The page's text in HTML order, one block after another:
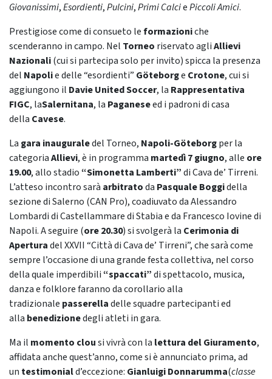
Giovanissimi,Esordienti,Pulcini,Primi CalciePiccoli Amici.
Prestigiose come di consueto leformazioniche
scenderanno in campo. Nel Torneo riservato agliAllievi
Nazionali(cui si partecipa solo per invito) spicca la presenza
del Napolie delle “esordienti” Göteborge Crotone, cui si
aggiungono il Davie United Soccer, la Rappresentativa
FIGC, laSalernitana, la Paganeseed i padroni di casa
della Cavese.
La gara inauguraledel Torneo, Napoli-Göteborgper la
categoriaAllievi, è in programma martedì 7 giugno, alle ore
19.00, allo stadio“Simonetta Lamberti”di Cava de’ Tirreni.
L’atteso incontro sarà arbitratoda Pasquale Boggidella
sezione di Salerno (CAN Pro), coadiuvato da Alessandro
Lombardi di Castellammare di Stabia e da Francesco Iovine di
Napoli. A seguire (ore 20.30) si svolgerà la Cerimonia di
Aperturadel XXVII “Città di Cava de’ Tirreni”, che sarà come
sempre l’occasione di una grande festa collettiva, nel corso
della quale imperdibili“spaccati”di spettacolo, musica,
danza e folklore faranno da corollario alla
tradizionale passerelladelle squadre partecipanti ed
alla benedizionedegli atleti in gara.
Ma il momento clousi vivrà con la lettura del Giuramento,
affidata anche quest’anno, come si è annunciato prima, ad
un testimoniald’eccezione: Gianluigi Donnarumma(classe